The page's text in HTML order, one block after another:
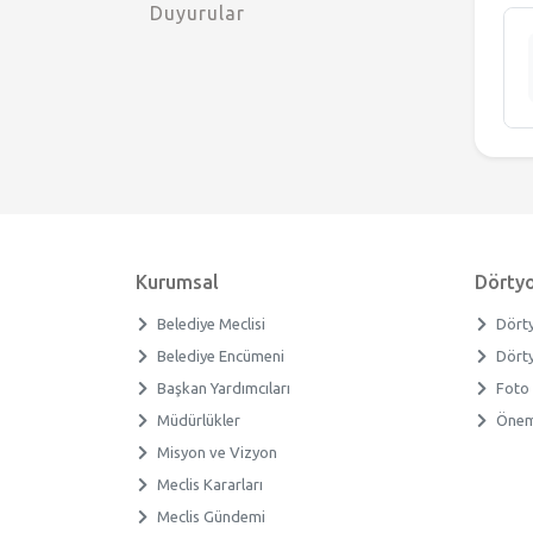
Duyurular
Kurumsal
Belediye Meclisi
Belediye Encümeni
Başkan Yardımcıları
Müdürlükler
Misyon ve Vizyon
Meclis Kararları
Meclis Gündemi
Foto